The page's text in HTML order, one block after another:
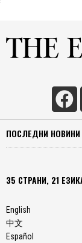
ПОСЛЕДНИ НОВИНИ
35 СТРАНИ, 21
English
中文
Español